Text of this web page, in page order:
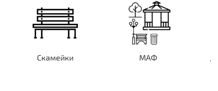
Скамейки МАФ